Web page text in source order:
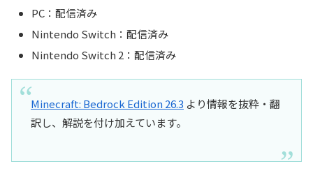
PC：配信済み
Nintendo Switch：配信済み
Nintendo Switch 2：配信済み
Minecraft: Bedrock Edition 26.3 より情報を抜粋・翻
訳し、解説を付け加えています。